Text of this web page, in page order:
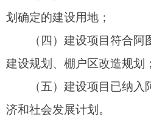
三、征收主体
房屋征收主体：阿图什市人
地址：阿图什市新城街道阿扎
房屋征收部门：阿图什市幸福
负责人：玉苏甫江·喀日